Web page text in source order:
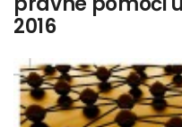
2016